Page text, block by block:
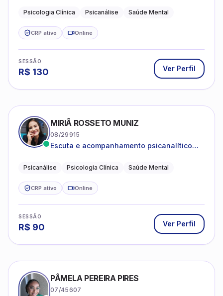
Psicologia Clínica Psicanálise Saúde Mental
CRP ativo Online
SESSÃO
R$ 130 Ver Perfil
MIRIÃ ROSSETO MUNIZ
08/29915
Escuta e acompanhamento psicanalítico
Psicanálise Psicologia Clínica Saúde Mental
CRP ativo Online
SESSÃO
R$ 90 Ver Perfil
PÂMELA PEREIRA PIRES
07/45607